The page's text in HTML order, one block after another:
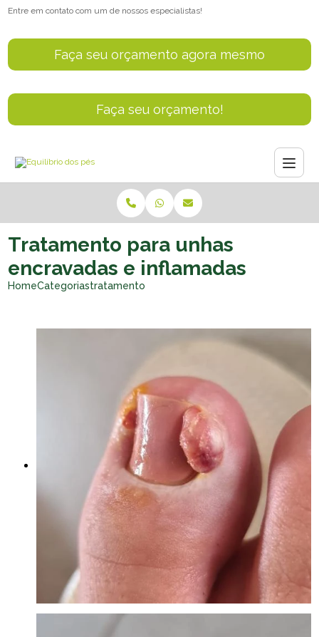
Entre em contato com um de nossos especialistas!
Faça seu orçamento agora mesmo
Faça seu orçamento!
HomeCategoriastratamento unhas encravadas inflamadas
Tratamento para unhas
encravadas e inflamadas